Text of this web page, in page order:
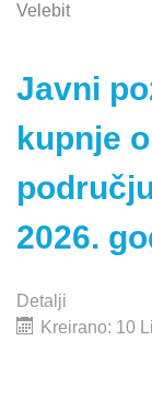
Velebit
Javni
kupnje
2026.
Detalji
Kreirano: 10